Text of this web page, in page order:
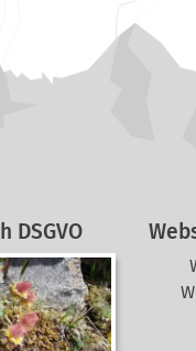
DSGVO